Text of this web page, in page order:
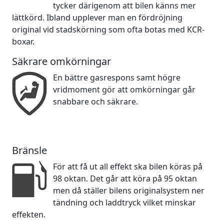
tycker därigenom att bilen känns mer
lättkörd. Ibland upplever man en fördröjning
original vid stadskörning som ofta botas med KCR-
boxar.
Säkrare omkörningar
En bättre gasrespons samt högre
vridmoment gör att omkörningar går
snabbare och säkrare.
Bränsle
För att få ut all effekt ska bilen köras på
98 oktan. Det går att köra på 95 oktan
men då ställer bilens originalsystem ner
tändning och laddtryck vilket minskar
effekten.